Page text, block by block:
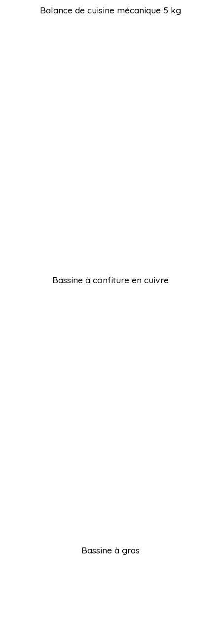
Balance de cuisine mécanique 5 kg
Bassine à confiture en cuivre
Bassine à gras